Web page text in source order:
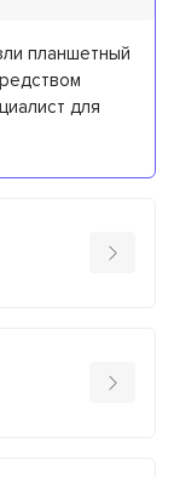
планшетный
для